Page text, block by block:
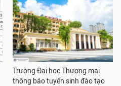
Trường Đại học Thương mại
thông báo tuyển sinh đào tạo